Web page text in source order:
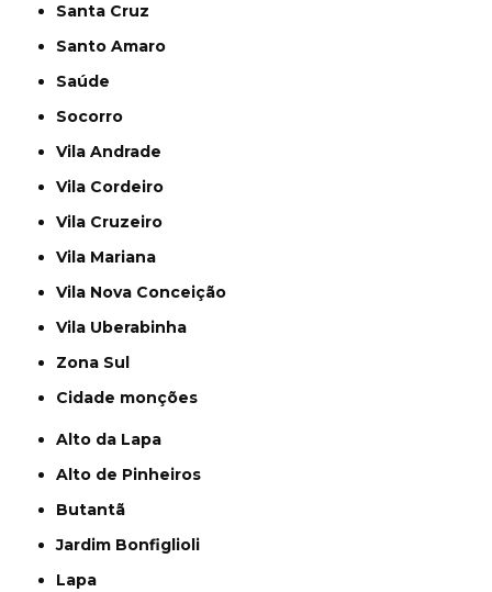
Santa Cruz
Santo Amaro
Saúde
Socorro
Vila Andrade
Vila Cordeiro
Vila Cruzeiro
Vila Mariana
Vila Nova Conceição
Vila Uberabinha
Zona Sul
cidade monções
Alto da Lapa
Alto de Pinheiros
Butantã
Jardim Bonfiglioli
Lapa